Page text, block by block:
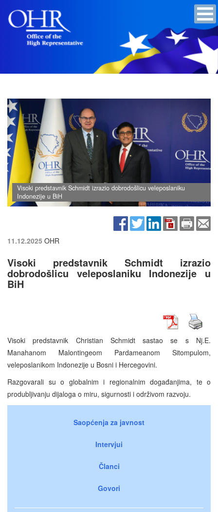
Visoki predstavnik Schmidt izrazio dobrodošlicu veleposlaniku
Indonezije u BiH
11.12.2025 OHR
Visoki predstavnik Schmidt izrazio
dobrodošlicu veleposlaniku Indonezije u
BiH
Visoki predstavnik Christian Schmidt sastao se s Nj.E.
Manahanom Malontingeom Pardameanom Sitompulom,
veleposlanikom Indonezije u Bosni i Hercegovini.
Razgovarali su o globalnim i regionalnim događanjima, te o
produbljivanju dijaloga o miru, sigurnosti i održivom razvoju.
Saopćenja za javnost
Intervjui
Članci
Govori